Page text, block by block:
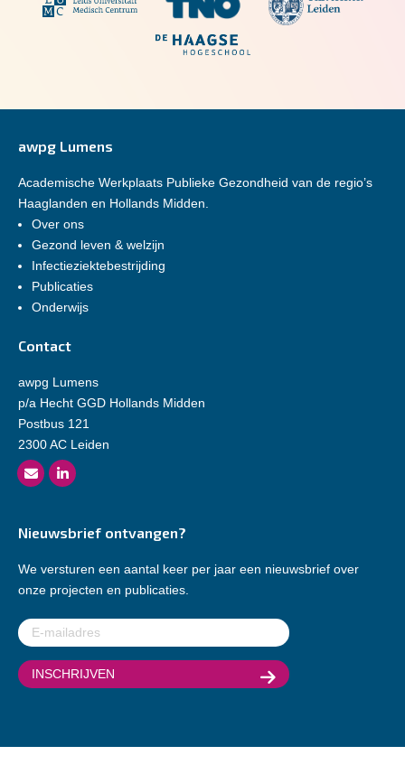
awpg Lumens
Academische Werkplaats Publieke Gezondheid van de regio’s
Haaglanden en Hollands Midden.
Over ons
Gezond leven & welzijn
Infectieziektebestrijding
Publicaties
Onderwijs
Contact
awpg Lumens
p/a Hecht GGD Hollands Midden
Postbus 121
2300 AC Leiden
Nieuwsbrief ontvangen?
We versturen een aantal keer per jaar een nieuwsbrief over
onze projecten en publicaties.
E-
mailadres(Vereist)